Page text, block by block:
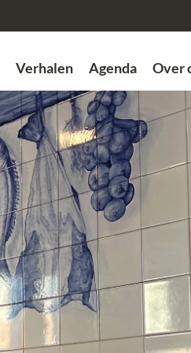
Vorige
Vorige
Verhalen Agenda Over
Zoek